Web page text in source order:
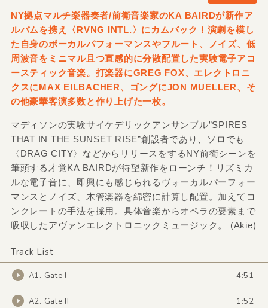
NY拠点マルチ楽器奏者/前衛音楽家のKA BAIRDが新作ア
ルバムを携え〈RVNG INTL.〉にカムバック！演劇を模し
た自身のボーカルパフォーマンスやフルート、ノイズ、低
周波音をミニマル且つ直感的に分散配置した実験電子アコ
ースティック音楽。打楽器にGREG FOX、エレクトロニ
クスにMAX EILBACHER、ゴングにJON MUELLER、そ
の他豪華客演多数と作り上げた一枚。
マディソンの実験サイケデリックアンサンブル”SPIRES
THAT IN THE SUNSET RISE”創設者であり、ソロでも
〈DRAG CITY〉などからリリースをするNY前衛シーンを
筆頭する才覚KA BAIRDが待望新作をローンチ！リズミカ
ルな電子音に、即興にも感じられるヴォーカルパーフォー
マンスとノイズ、木管楽器を綿密に計算し配置。加えてコ
ンクレートの手法を採用。具体音楽からオペラの要素まで
吸収したアヴァンエレクトロニックミュージック。 (Akie)
Track List
A1. Gate I 4:51
A2. Gate II 1:52